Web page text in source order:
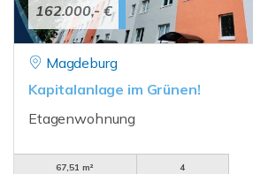
162.000,- €
Magdeburg
Kapitalanlage im Grünen!
Etagenwohnung
67,51 m²
4